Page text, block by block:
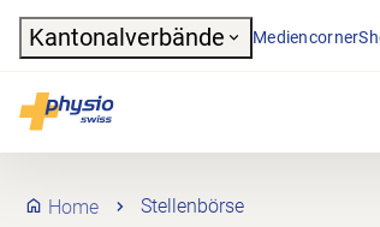
Header
Kantonalverbände Mediencorner
Physioswiss
Hauptnavigation
Home Stellenbörse